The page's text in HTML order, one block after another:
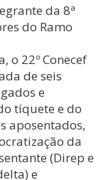
da 8ª
do Ramo
o 22º Conecef
de seis
e
tíquete e do
aposentados,
da
(Direp e
e